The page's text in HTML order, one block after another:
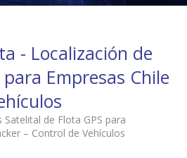
- Localización de
para Empresas Chile
de Flota GPS para
– Control de Vehículos